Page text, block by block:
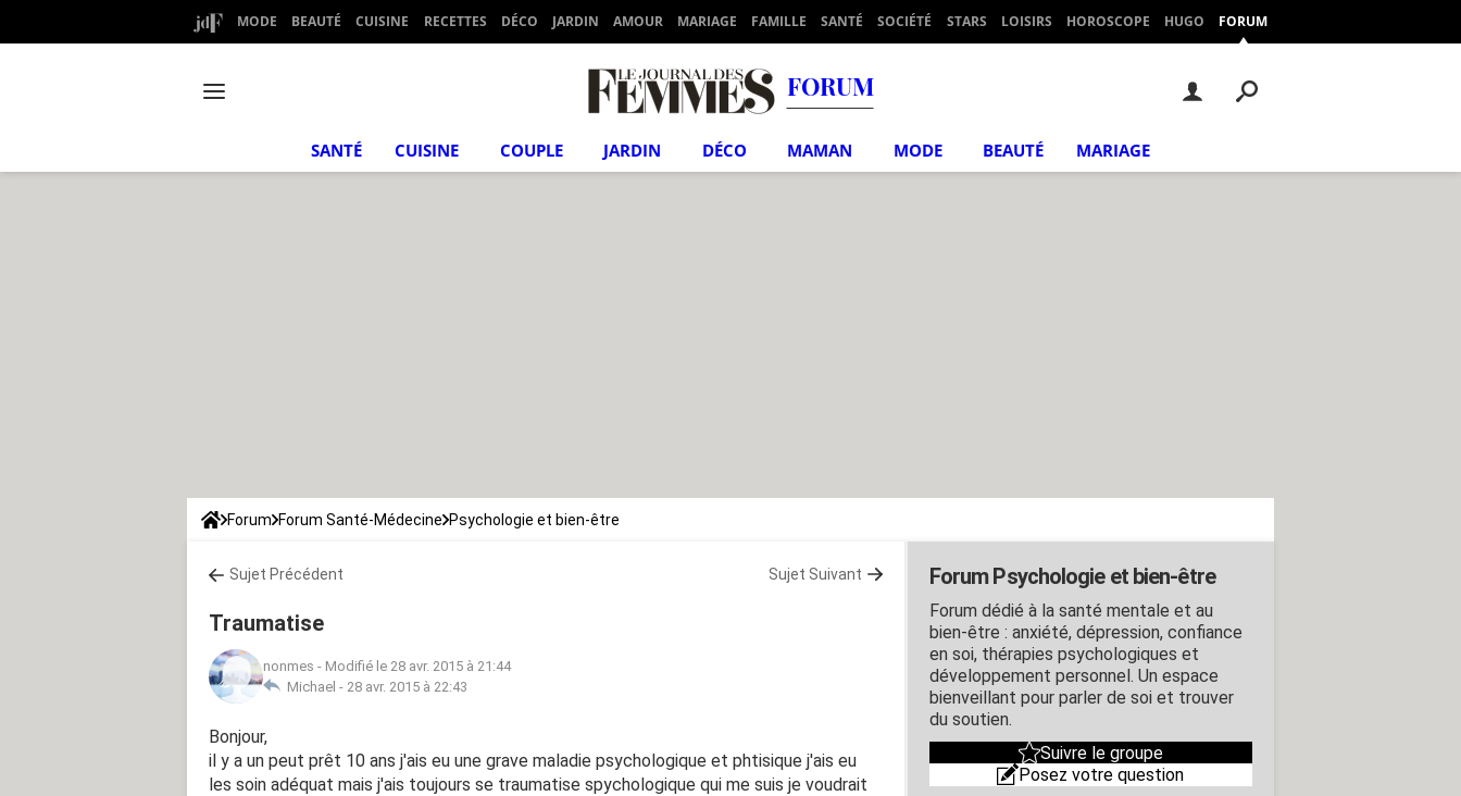
MODE BEAUTÉ CUISINE RECETTES DÉCO JARDIN AMOUR MARIAGE FAMILLE SANTÉ SOCIÉTÉ STARS LOISIRS HOROSCOPE HUGO FORUM
FORUM
SANTÉ CUISINE COUPLE JARDIN DÉCO MAMAN MODE BEAUTÉ MARIAGE
Forum Forum Santé-Médecine Psychologie et bien-être
Sujet Précédent Sujet Suivant
Traumatise
nonmes - Modifié le 28 avr. 2015 à 21:44
Michael - 28 avr. 2015 à 22:43
Bonjour,
il y a un peut prêt 10 ans j'ais eu une grave maladie psychologique et phtisique j'ais eu
les soin adéquat mais j'ais toujours se traumatise spychologique qui me suis je voudrait
Forum Psychologie et bien-être
Forum dédié à la santé mentale et au
bien-être : anxiété, dépression, confiance
en soi, thérapies psychologiques et
développement personnel. Un espace
bienveillant pour parler de soi et trouver
du soutien.
Suivre le groupe
Posez votre question